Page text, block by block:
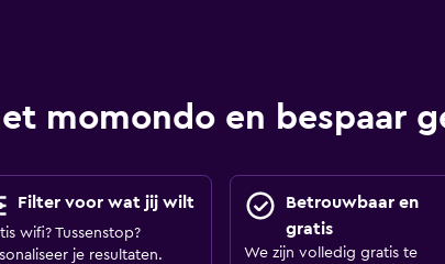
momondo en bespaar
Filter voor wat jij wilt
wifi? Tussenstop?
je resultaten.
Betrouwbaar en
gratis
We zijn volledig gratis te